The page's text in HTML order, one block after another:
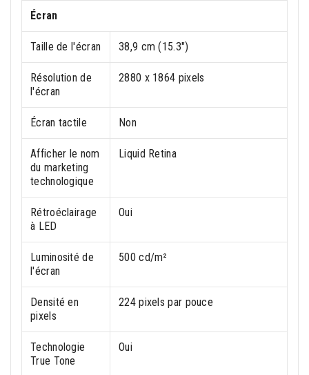
Écran
Taille de l'écran 38,9 cm (15.3")
Résolution de
l'écran
2880 x 1864 pixels
Écran tactile Non
Afficher le nom
du marketing
technologique
Liquid Retina
Rétroéclairage
à LED
Oui
Luminosité de
l'écran
500 cd/m²
Densité en
pixels
224 pixels par pouce
Technologie
True Tone
Oui